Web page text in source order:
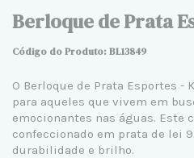
Berloque de Prata
Código do Produto: BL13849
O Berloque de Prata Esportes -
para aqueles que vivem em
emocionantes nas águas. Este
confeccionado em prata de lei
durabilidade e brilho.